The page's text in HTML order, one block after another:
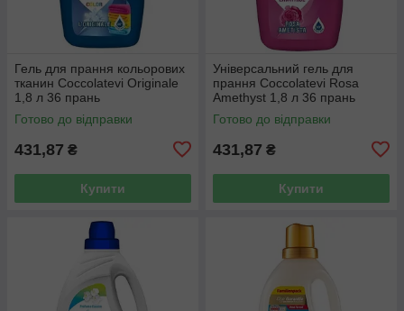
Гель для прання кольорових
тканин Coccolatevi Originale
1,8 л 36 прань
Готово до відправки
431,87 ₴
Купити
Універсальний гель для
прання Coccolatevi Rosa
Amethyst 1,8 л 36 прань
Готово до відправки
431,87 ₴
Купити